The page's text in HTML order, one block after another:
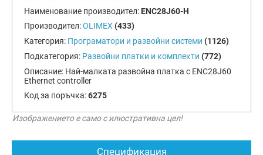
Наименование производител: ENC28J60-H
Производител:OLIMEX (433)
Категория: Програматори и развойни системи (1126)
Подкатегория: Развойни платки и комплекти (772)
Описание: Най-малката развойна платка с ENC28J60
Ethernet controller
Код за поръчка:6275
Изображението е само с илюстративна цел!
Спецификация